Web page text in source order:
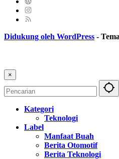
Didukung oleh WordPress -
×
Kategori
Teknologi
Label
Manfaat Buah
Berita Otomotif
Berita Teknologi